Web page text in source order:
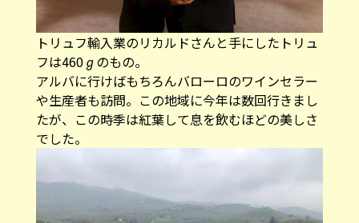
トリュフ輸入業のリカルドさんと手にしたトリュ
フは460ℊのもの。
アルバに行けばもちろんバローロのワインセラー
や生産者も訪問。この地域に今年は数回行きまし
たが、この時季は紅葉して息を飲むほどの美しさ
でした。